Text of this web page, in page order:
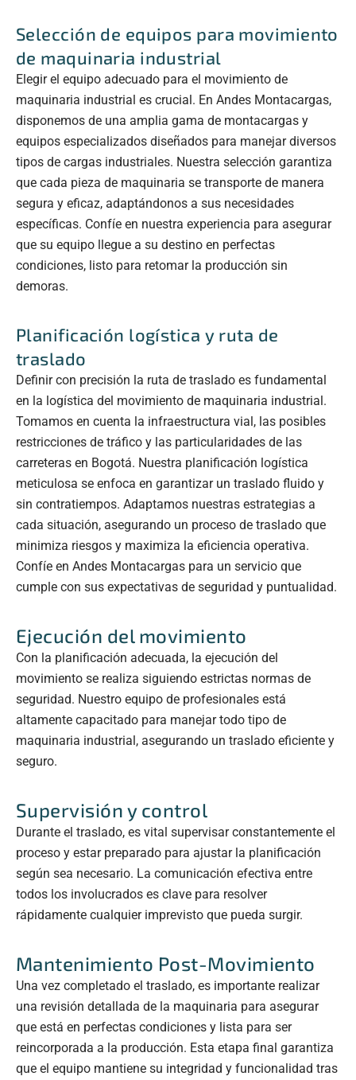
Selección de equipos para movimiento
de maquinaria industrial
Elegir el equipo adecuado para el movimiento de
maquinaria industrial es crucial. En Andes Montacargas,
disponemos de una amplia gama de montacargas y
equipos especializados diseñados para manejar diversos
tipos de cargas industriales. Nuestra selección garantiza
que cada pieza de maquinaria se transporte de manera
segura y eficaz, adaptándonos a sus necesidades
específicas. Confíe en nuestra experiencia para asegurar
que su equipo llegue a su destino en perfectas
condiciones, listo para retomar la producción sin
demoras.
Planificación logística y ruta de
traslado
Definir con precisión la ruta de traslado es fundamental
en la logística del movimiento de maquinaria industrial.
Tomamos en cuenta la infraestructura vial, las posibles
restricciones de tráfico y las particularidades de las
carreteras en Bogotá. Nuestra planificación logística
meticulosa se enfoca en garantizar un traslado fluido y
sin contratiempos. Adaptamos nuestras estrategias a
cada situación, asegurando un proceso de traslado que
minimiza riesgos y maximiza la eficiencia operativa.
Confíe en Andes Montacargas para un servicio que
cumple con sus expectativas de seguridad y puntualidad.
Ejecución del movimiento
Con la planificación adecuada, la ejecución del
movimiento se realiza siguiendo estrictas normas de
seguridad. Nuestro equipo de profesionales está
altamente capacitado para manejar todo tipo de
maquinaria industrial, asegurando un traslado eficiente y
seguro.
Supervisión y control
Durante el traslado, es vital supervisar constantemente el
proceso y estar preparado para ajustar la planificación
según sea necesario. La comunicación efectiva entre
todos los involucrados es clave para resolver
rápidamente cualquier imprevisto que pueda surgir.
Mantenimiento Post-Movimiento
Una vez completado el traslado, es importante realizar
una revisión detallada de la maquinaria para asegurar
que está en perfectas condiciones y lista para ser
reincorporada a la producción. Esta etapa final garantiza
que el equipo mantiene su integridad y funcionalidad tras